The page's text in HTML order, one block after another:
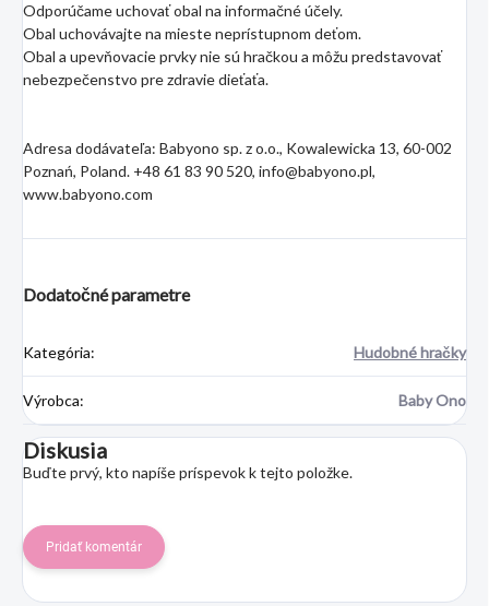
Odporúčame uchovať obal na informačné účely.
Obal uchovávajte na mieste neprístupnom deťom.
Obal a upevňovacie prvky nie sú hračkou a môžu predstavovať
nebezpečenstvo pre zdravie dieťaťa.
Adresa dodávateľa: Babyono sp. z o.o., Kowalewicka 13, 60-002
Poznań, Poland. +48 61 83 90 520, info@babyono.pl,
www.babyono.com
Dodatočné parametre
Kategória: Hudobné hračky
Výrobca: Baby Ono
Diskusia
Buďte prvý, kto napíše príspevok k tejto položke.
Pridať komentár